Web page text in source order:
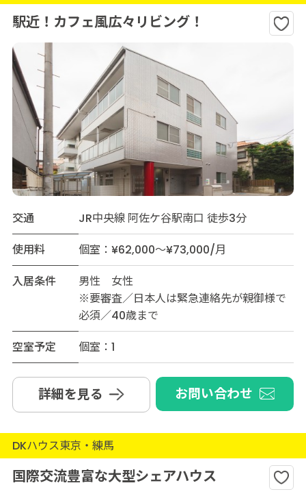
駅近！カフェ風広々リビング！
交通
JR中央線 阿佐ケ谷駅南口 徒歩3分
使用料
個室：¥62,000～¥73,000/月
入居条件
男性 女性
※要審査／日本人は緊急連絡先が親御様で
必須／40歳まで
空室予定
個室：1
詳細を見る お問い合わせ
DKハウス東京・練馬
国際交流豊富な大型シェアハウス